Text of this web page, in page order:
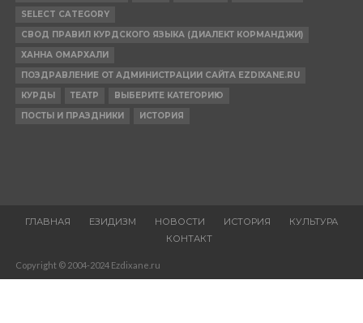
SELECT CATEGORY
СВОД ПРАВИЛ КУРДСКОГО ЯЗЫКА (ДИАЛЕКТ КОРМАНДЖИ)
ХАННА ОМАРХАЛИ
ПОЗДРАВЛЕНИЕ ОТ АДМИНИСТРАЦИИ САЙТА EZDIXANE.RU
КУРДЫ
ТЕАТР
ВЫБЕРИТЕ КАТЕГОРИЮ
ПОСТЫ И ПРАЗДНИКИ
ИСТОРИЯ
ГЛАВНАЯ ЕЗИДИЗМ НОВОСТИ ИСТОРИЯ
КУЛЬТУРА
КОНТАКТ
Copyright © 2004-2024 Ezdixane.ru